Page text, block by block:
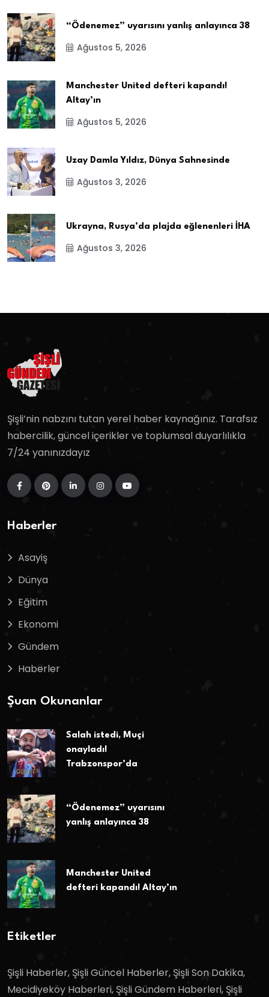
“Ödenemez” uyarısını yanlış anlayınca 38
Ağustos 5, 2026
Manchester United defteri kapandı!
Altay’ın
Ağustos 5, 2026
Uzay Damla Yıldız, Dünya Sahnesinde
Ağustos 3, 2026
Ukrayna, Rusya’da plajda eğlenenleri İHA
Ağustos 3, 2026
Şişli’nin nabzını tutan yerel haber kaynağınız. Tarafsız
habercilik, güncel içerikler ve toplumsal duyarlılıkla
7/24 yanınızdayız
Haberler
Asayiş
Dünya
Eğitim
Ekonomi
Gündem
Haberler
Şuan Okunanlar
Salah istedi, Muçi
onayladı!
Trabzonspor’da
“Ödenemez” uyarısını
yanlış anlayınca 38
Manchester United
defteri kapandı! Altay’ın
Etiketler
Şişli Haberler, Şişli Güncel Haberler, Şişli Son Dakika,
Mecidiyeköy Haberleri, Şişli Gündem Haberleri, Şişli